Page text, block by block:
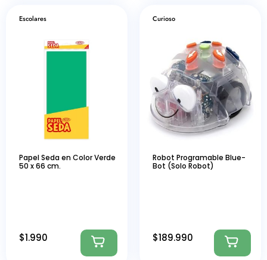
Escolares
Papel Seda en Color Verde
50 x 66 cm.
$1.990
Curioso
Robot Programable Blue-
Bot (Solo Robot)
$189.990